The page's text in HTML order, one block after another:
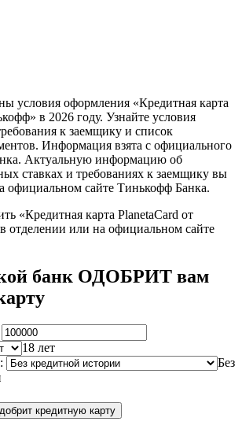
условия оформления «Кредитная карта
в 2026 году. Узнайте условия
к заемщику и список
Информация взята с официального
Актуальную информацию об
ставках и требованиях к заемщику вы
официальном сайте Тинькофф Банка.
«Кредитная карта PlanetaCard от
или на официальном сайте
банк ОДОБРИТ вам
18 лет
Без
кредитную карту